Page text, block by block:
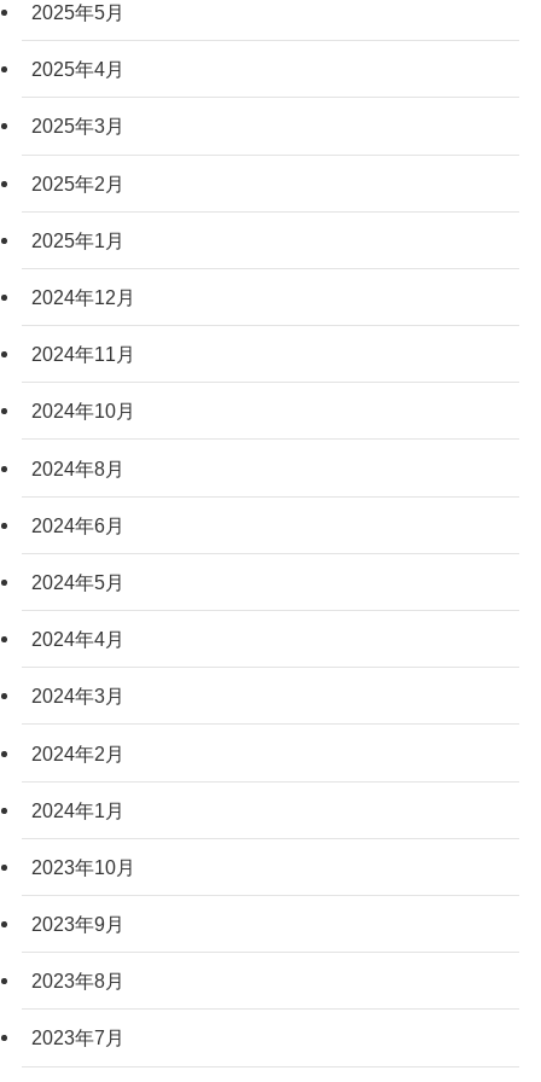
2025年5月
2025年4月
2025年3月
2025年2月
2025年1月
2024年12月
2024年11月
2024年10月
2024年8月
2024年6月
2024年5月
2024年4月
2024年3月
2024年2月
2024年1月
2023年10月
2023年9月
2023年8月
2023年7月